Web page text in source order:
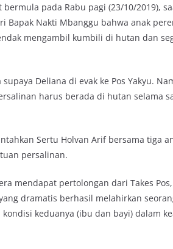
pada Rabu pagi (23/10/2019),
Bapak Nakti Mbanggu bahwa anak
mengambil kumbili di hutan dan
Deliana di evak ke Pos Yakyu.
harus berada di hutan selama
Sertu Holvan Arif bersama tiga
persalinan.
mendapat pertolongan dari Takes
dramatis berhasil melahirkan
keduanya (ibu dan bayi) dalam